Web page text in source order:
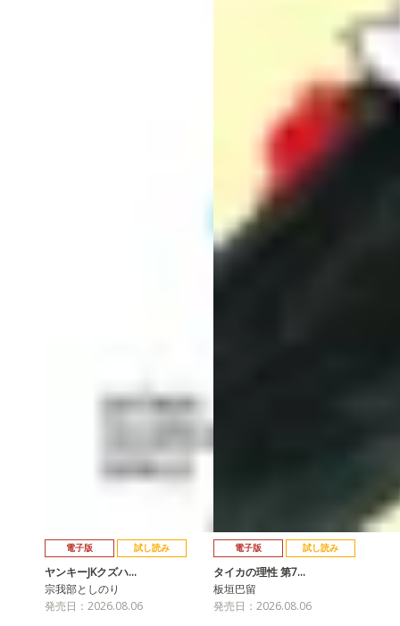
電子版 試し読み
ヤンキーJKクズハ…
宗我部としのり
発売日：2026.08.06
電子版 試し読み
タイカの理性 第7…
板垣巴留
発売日：2026.08.06